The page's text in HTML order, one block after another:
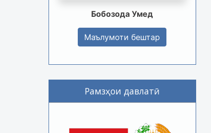
Бобозода Умед
Маълумоти бештар
Рамзҳои давлатӣ